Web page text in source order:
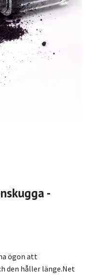
-
ögon att
den håller länge.Net